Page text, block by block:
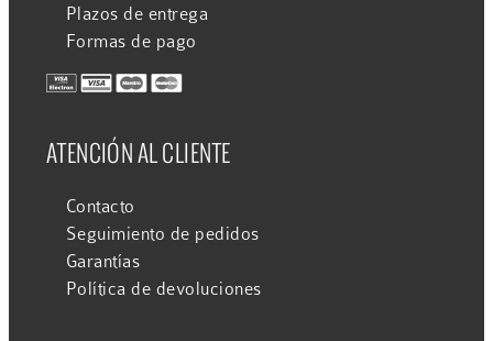
Plazos de entrega
Formas de pago
ATENCIÓN AL CLIENTE
Contacto
Seguimiento de pedidos
Garantías
Política de devoluciones